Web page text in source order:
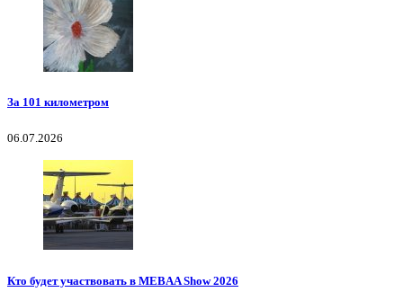
За 101 километром
06.07.2026
Кто будет участвовать в MEBAA Show 2026